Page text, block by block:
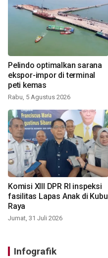
Pelindo optimalkan sarana
ekspor-impor di terminal
peti kemas
Rabu, 5 Agustus 2026
Komisi XIII DPR RI inspeksi
fasilitas Lapas Anak di Kubu
Raya
Jumat, 31 Juli 2026
Infografik